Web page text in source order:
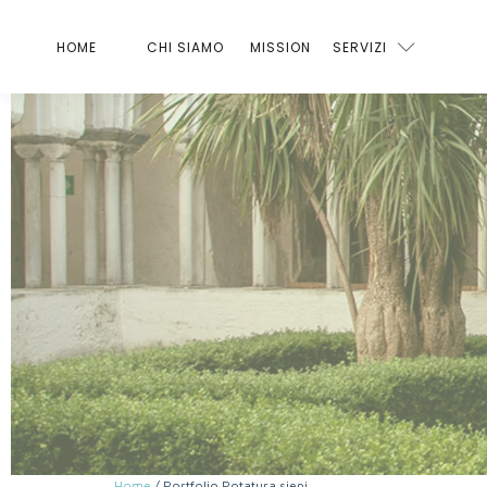
HOME CHI SIAMO MISSION SERVIZI